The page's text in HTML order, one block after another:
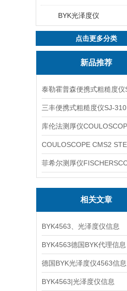
BYK光泽度仪
点击更多分类
新品推荐
三丰便携式粗糙度仪SJ-310
相关文章
BYK4563、光泽度仪信息
BYK4563德国BYK代理信息
德国BYK光泽度仪4563信息
BYK4563|光泽度仪信息